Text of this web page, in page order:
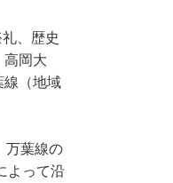
、歴史
岡大
線（地域
万葉線の
よって沿